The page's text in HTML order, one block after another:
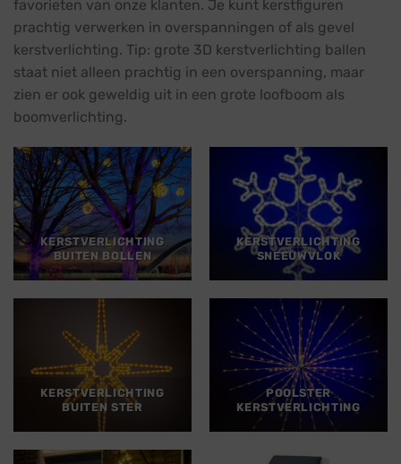
favorieten van onze klanten. Je kunt kerstfiguren
prachtig verwerken in overspanningen of als gevel
kerstverlichting. Tip: grote 3D kerstverlichting ballen
staat niet alleen prachtig in een overspanning, maar
zien er ook geweldig uit in een grote loofboom als
boomverlichting.
KERSTVERLICHTING
BUITEN BOLLEN
KERSTVERLICHTING
SNEEUWVLOK
KERSTVERLICHTING
BUITEN STER
POOLSTER
KERSTVERLICHTING